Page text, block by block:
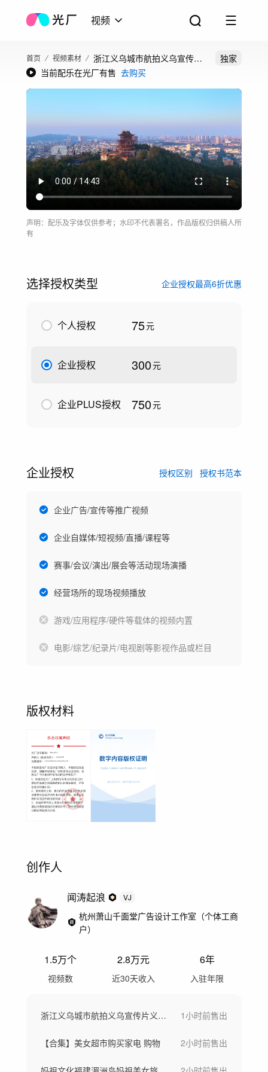
视频
首页 视频素材
浙江义乌城市航拍义乌宣传片
义乌小商品城
独家
当前配乐在光厂有售 去购买
声明：配乐及字体仅供参考；水印不代表署名，作品版权归供稿人所
有
选择授权类型 企业授权最高6折优惠
个人授权 75元
企业授权 300元
企业PLUS授权 750元
企业授权 授权区别 授权书范本
企业广告/宣传等推广视频
企业自媒体/短视频/直播/课程等
赛事/会议/演出/展会等活动现场演播
经营场所的现场视频播放
游戏/应用程序/硬件等载体的视频内置
电影/综艺/纪录片/电视剧等影视作品或栏目
版权材料
创作人
闻涛起浪 VJ
杭州萧山千面堂广告设计工作室（个体工商
户）
1.5万个
视频数
2.8万元
近30天收入
6年
入驻年限
浙江义乌城市航拍义乌宣传片义乌小商品城 1小时前售出
【合集】美女超市购买家电 购物 2小时前售出